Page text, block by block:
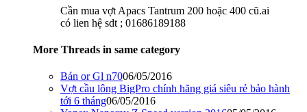
Cần mua vợt Apacs Tantrum 200 hoặc 400 cũ.ai
có lien hệ sdt ; 01686189188
More Threads in same category
Bán or Gl n7006/05/2016
Vợt cầu lông BigPro chính hãng giá siêu rẻ bảo hành
tới 6 tháng06/05/2016